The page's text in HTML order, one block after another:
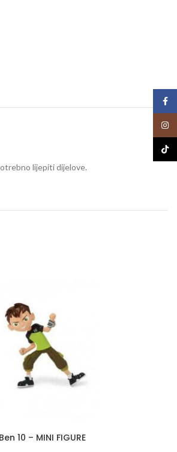
lijepiti dijelove.
Ben 10 – MINI FIGURE